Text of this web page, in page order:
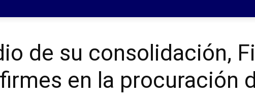
de su consolidación,
en la procuración